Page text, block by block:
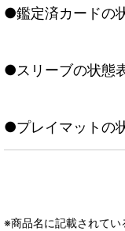
●鑑定済カードの
●スリーブの状態
●プレイマットの
※商品名に記載されてい